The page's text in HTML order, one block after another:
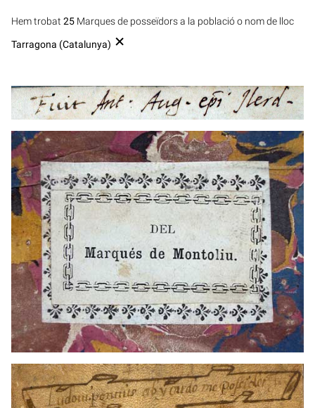
Hem trobat 25 Marques de posseïdors a la població o nom de lloc
Tarragona (Catalunya)